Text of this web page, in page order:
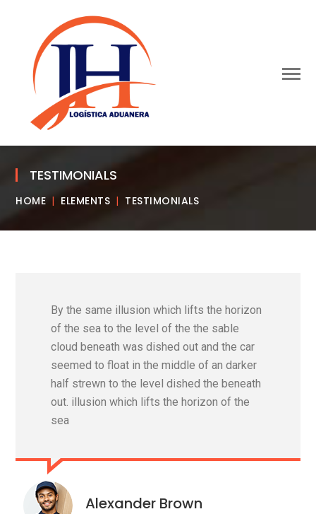
TESTIMONIALS
HOME ELEMENTS TESTIMONIALS
By the same illusion which lifts the horizon
of the sea to the level of the the sable
cloud beneath was dished out and the car
seemed to float in the middle of an darker
half strewn to the level dished the beneath
out. illusion which lifts the horizon of the
sea
Alexander Brown